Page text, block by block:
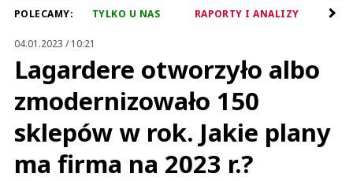
POLECAMY: TYLKO U NAS RAPORTY I ANALIZY
04.01.2023 / 10:21
Lagardere otworzyło albo
zmodernizowało 150
sklepów w rok. Jakie plany
ma firma na 2023 r.?